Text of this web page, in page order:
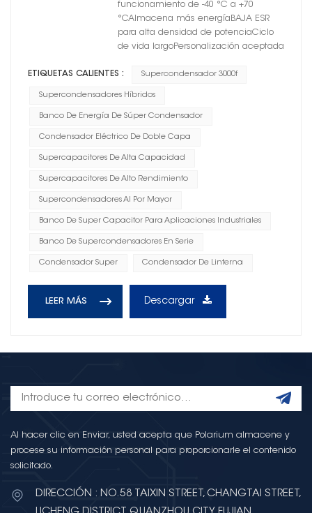
funcionamiento de -40 °C a +70
°CAlmacena más energíaBAJA ESR
para alta densidad de potenciaCiclo
de vida largoPersonalización aceptada
ETIQUETAS CALIENTES : Supercondensador 3000f
Supercondensadores Híbridos
Banco De Energía De Súper Condensador
Condensador Eléctrico De Doble Capa
Supercapacitores De Alta Capacidad
Supercapacitores De Alto Rendimiento
Supercondensadores Al Por Mayor
Banco De Super Capacitor Para Aplicaciones Industriales
Banco De Supercondensadores En Serie
Condensador Super Condensador De Linterna
LEER MÁS Descargar
Al hacer clic en Enviar, usted acepta que Polarium almacene y
procese su información personal para proporcionarle el contenido
solicitado.
DIRECCIÓN : NO.58 TAIXIN STREET, CHANGTAI STREET,